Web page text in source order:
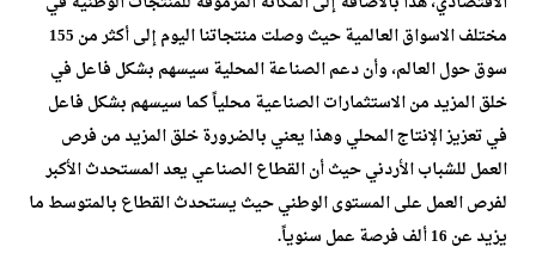
مختلف الاسواق العالمية حيث وصلت منتجاتنا اليوم إلى أكثر من 155
سوق حول العالم، وأن دعم الصناعة المحلية سيسهم بشكل فاعل في
خلق المزيد من الاستثمارات الصناعية محلياً كما سيسهم بشكل فاعل
في تعزيز الإنتاج المحلي وهذا يعني بالضرورة خلق المزيد من فرص
العمل للشباب الأردني حيث أن القطاع الصناعي يعد المستحدث الأكبر
لفرص العمل على المستوى الوطني حيث يستحدث القطاع بالمتوسط ما
يزيد عن 16 ألف فرصة عمل سنوياً.